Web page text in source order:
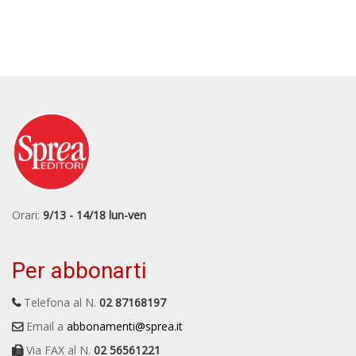
Orari: 9/13 - 14/18 lun-ven
Per abbonarti
Telefona al N. 02 87168197
Email a abbonamenti@sprea.it
Via FAX al N. 02 56561221